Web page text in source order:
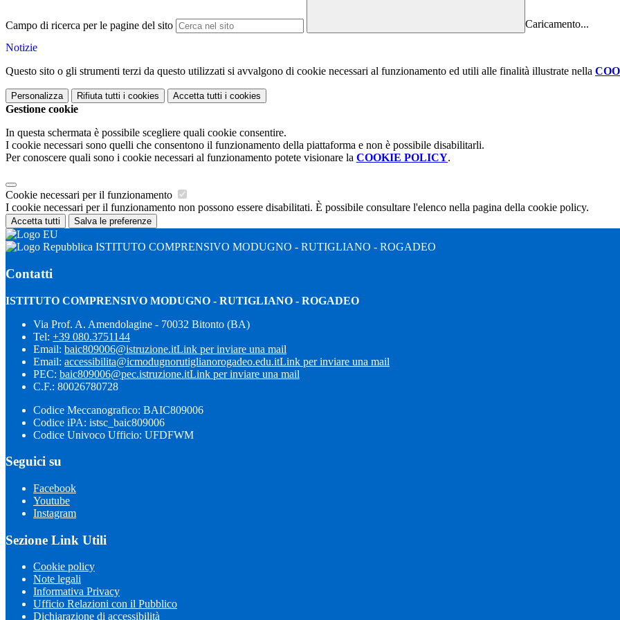
Campo di ricerca per le pagine del sito
Caricamento...
Notizie
Questo sito o gli strumenti terzi da questo utilizzati si avvalgono di cookie necessari al funzionamento ed utili alle finalità illustrate nella
Personalizza Rifiuta tutti i cookies Accetta tutti i cookies
Gestione cookie
In questa schermata è possibile scegliere quali cookie consentire.
I cookie necessari sono quelli che consentono il funzionamento della piattaforma e non è possibile disabilitarli.
Per conoscere quali sono i cookie necessari al funzionamento potete visionare la COOKIE POLICY.
Cookie necessari per il funzionamento
I cookie necessari per il funzionamento non possono essere disabilitati. È possibile consultare l'elenco nella pagina della cookie policy.
Accetta tutti Salva le preferenze
ISTITUTO COMPRENSIVO MODUGNO - RUTIGLIANO - ROGADEO
Contatti
ISTITUTO COMPRENSIVO MODUGNO - RUTIGLIANO - ROGADEO
Via Prof. A. Amendolagine - 70032 Bitonto (BA)
Tel: +39 080.3751144
Email: baic809006@istruzione.itLink per inviare una mail
Email: accessibilita@icmodugnorutiglianorogadeo.edu.itLink per inviare una mail
PEC: baic809006@pec.istruzione.itLink per inviare una mail
C.F.: 80026780728
Codice Meccanografico: BAIC809006
Codice iPA: istsc_baic809006
Codice Univoco Ufficio: UFDFWM
Seguici su
Facebook
Youtube
Instagram
Sezione Link Utili
Cookie policy
Note legali
Informativa Privacy
Ufficio Relazioni con il Pubblico
Dichiarazione di accessibilità